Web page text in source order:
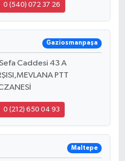
0 (540) 072 37 26
Gaziosmanpaşa
Caddesi 43 A
PTT
0 (212) 650 04 93
Maltepe